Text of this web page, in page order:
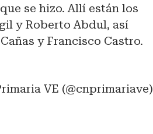
se hizo. Allí están los
y Roberto Abdul, así
y Francisco Castro.
VE (@cnprimariave)